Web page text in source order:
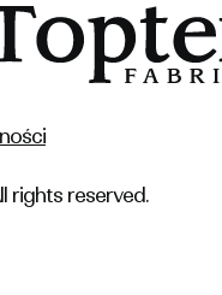
rights reserved.